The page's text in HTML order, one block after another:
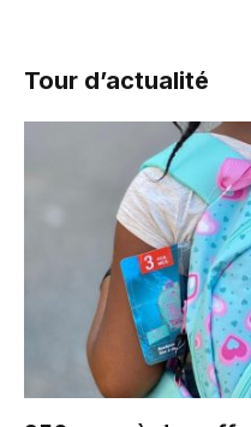
Tour d’actualité